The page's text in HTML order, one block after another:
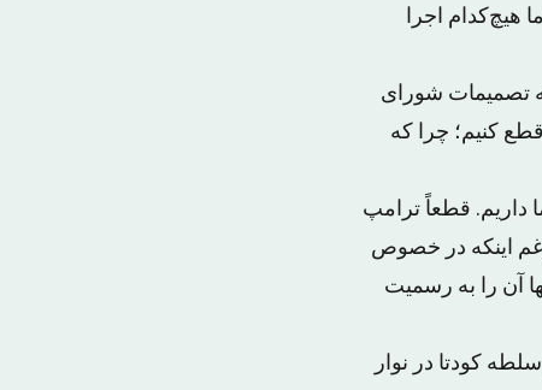
کرده اما هیچ‌کدام اجرا
تصمیمات شورای
کنیم؛ چرا که
داریم. قطعاً ترامپ
نمی‌شناسد علیرغم اینکه در خصوص
آن را به رسمیت
کودتا در نوار